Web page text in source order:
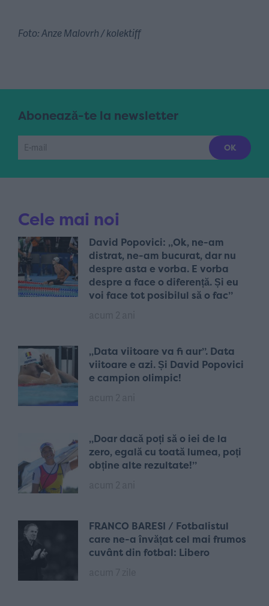
Foto: Anze Malovrh / kolektiff
Abonează-te la newsletter
Cele mai noi
David Popovici: „Ok, ne-am
distrat, ne-am bucurat, dar nu
despre asta e vorba. E vorba
despre a face o diferență. Și eu
voi face tot posibilul să o fac”
„Data viitoare va fi aur”. Data
viitoare e azi. Și David Popovici
e campion olimpic!
„Doar dacă poți să o iei de la
zero, egală cu toată lumea, poți
obține alte rezultate!”
FRANCO BARESI / Fotbalistul
care ne-a învățat cel mai frumos
cuvânt din fotbal: Libero